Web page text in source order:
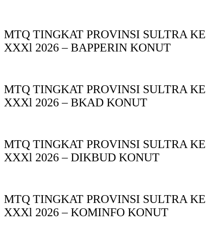
MTQ TINGKAT PROVINSI SULTRA KE
XXXl 2026 – BAPPERIN KONUT
MTQ TINGKAT PROVINSI SULTRA KE
XXXl 2026 – BKAD KONUT
MTQ TINGKAT PROVINSI SULTRA KE
XXXl 2026 – DIKBUD KONUT
MTQ TINGKAT PROVINSI SULTRA KE
XXXl 2026 – KOMINFO KONUT